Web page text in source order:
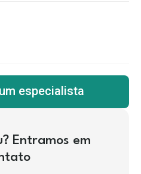
especialista
Entramos em